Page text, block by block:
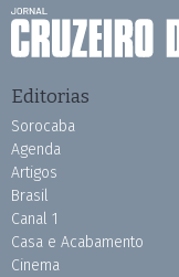
Editorias
Sorocaba
Agenda
Artigos
Brasil
Canal 1
Casa e Acabamento
Cinema